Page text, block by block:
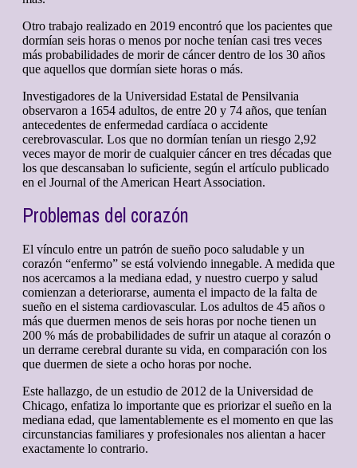
Otro trabajo realizado en 2019 encontró que los pacientes que
dormían seis horas o menos por noche tenían casi tres veces
más probabilidades de morir de cáncer dentro de los 30 años
que aquellos que dormían siete horas o más.
Investigadores de la Universidad Estatal de Pensilvania
observaron a 1654 adultos, de entre 20 y 74 años, que tenían
antecedentes de enfermedad cardíaca o accidente
cerebrovascular. Los que no dormían tenían un riesgo 2,92
veces mayor de morir de cualquier cáncer en tres décadas que
los que descansaban lo suficiente, según el artículo publicado
en el Journal of the American Heart Association.
Problemas del corazón
El vínculo entre un patrón de sueño poco saludable y un
corazón “enfermo” se está volviendo innegable. A medida que
nos acercamos a la mediana edad, y nuestro cuerpo y salud
comienzan a deteriorarse, aumenta el impacto de la falta de
sueño en el sistema cardiovascular. Los adultos de 45 años o
más que duermen menos de seis horas por noche tienen un
200 % más de probabilidades de sufrir un ataque al corazón o
un derrame cerebral durante su vida, en comparación con los
que duermen de siete a ocho horas por noche.
Este hallazgo, de un estudio de 2012 de la Universidad de
Chicago, enfatiza lo importante que es priorizar el sueño en la
mediana edad, que lamentablemente es el momento en que las
circunstancias familiares y profesionales nos alientan a hacer
exactamente lo contrario.